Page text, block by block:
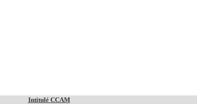
Intitulé CCAM